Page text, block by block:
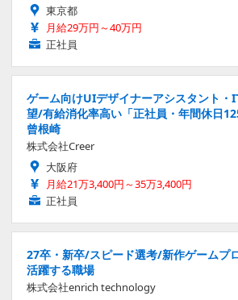
東京都
月給29万円～40万円
正社員
ゲーム向けUIデザイナーアシスタント・
望/有給消化率高い「正社員・年間休日
曾根崎
株式会社Creer
大阪府
月給21万3,400円～35万3,400円
正社員
27卒・新卒/スピード選考/新作ゲームプ
活躍する職場
株式会社enrich technology